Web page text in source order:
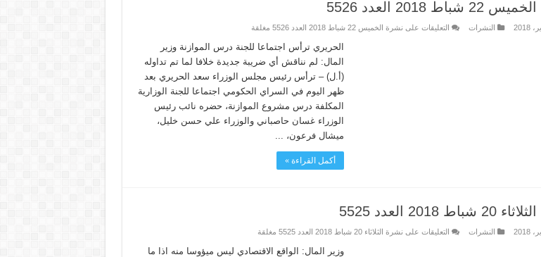
شباط 2018 العدد 5526
النشرات التعليقات على نشرة الخميس 22 شباط 2018 العدد 5526 مغلقة
الحريري ترأس اجتماعا للجنة درس الموازنة وزير
المال: لم نناقش أي ضريبة جديدة خلافا لما تم تداوله
(أ.ل) – ترأس رئيس مجلس الوزراء سعد الحريري بعد
ظهر اليوم في السراي الحكومي اجتماعا للجنة الوزارية
المكلفة درس مشروع الموازنة، حضره نائب رئيس
الوزراء غسان حاصباني والوزراء علي حسن خليل،
ميشال فرعون، ...
أكمل القراءة »
شباط 2018 العدد 5525
النشرات التعليقات على نشرة الثلاثاء 20 شباط 2018 العدد 5525 مغلقة
وزير المال: الواقع الاقتصادي ليس ميؤوسا منه اذا ما